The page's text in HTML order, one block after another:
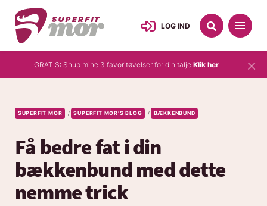
LOG IND
GRATIS: Snup mine 3 favoritøvelser for din talje Klik her ×
SUPERFIT MOR / SUPERFIT MOR’S BLOG / BÆKKENBUND
Få bedre fat i din
bækkenbund med dette
nemme trick